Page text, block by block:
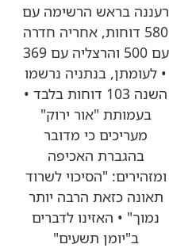
רעננה בראש הרשימה עם
580 דוחות, אחריה חדרה
עם 500 והרצליה עם 369
• לעומתן, בנתניה נרשמו
השנה 103 דוחות בלבד •
בעמותת "אור ירוק"
מעריכים כי מדובר
בהגברת האכיפה
ומזהירים: "הסיכוי לשרוד
תאונה כזאת הרבה יותר
נמוך" • האזינו לדברים
ב"יומן תשעים"